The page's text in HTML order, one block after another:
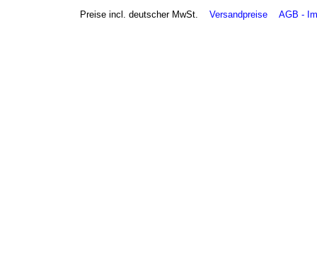
Preise incl. deutscher MwSt. Versandpreise AGB -